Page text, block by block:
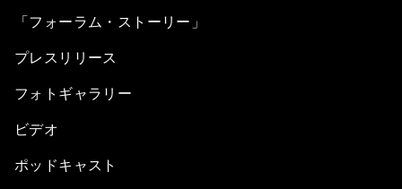
「フォーラム・ストーリー」
プレスリリース
フォトギャラリー
ビデオ
ポッドキャスト